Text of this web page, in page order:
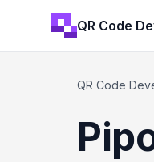
QR Code
QR Code